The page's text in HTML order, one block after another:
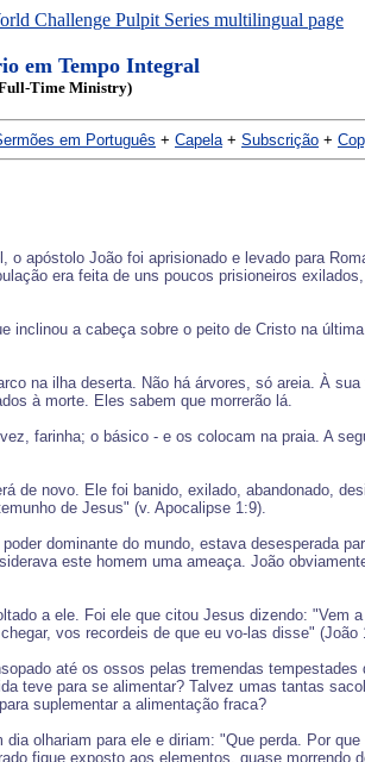
em Tempo Integral
Time Ministry)
em Português + Capela+ Subscrição +
apóstolo João foi aprisionado e levado para
era feita de uns poucos prisioneiros
a cabeça sobre o peito de Cristo na
na ilha deserta. Não há árvores, só areia. À
à morte. Eles sabem que morrerão lá.
farinha; o básico - e os colocam na praia. A
de novo. Ele foi banido, exilado, abandonado,
de Jesus" (v. Apocalipse 1:9).
dominante do mundo, estava desesperada
este homem uma ameaça. João
a ele. Foi ele que citou Jesus dizendo: "Vem
vos recordeis de que eu vo-las disse" (João
até os ossos pelas tremendas tempestades
teve para se alimentar? Talvez umas tantas
suplementar a alimentação fraca?
olhariam para ele e diriam: "Que perda. Por
fique exposto aos elementos, quase morrendo